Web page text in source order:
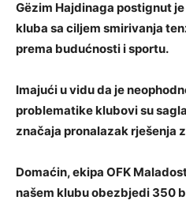
Gëzim Hajdinaga postignut
kluba sa ciljem smirivanja
prema budućnosti i sportu.
Imajući u vidu da je
problematike klubovi su
značaja pronalazak rješenja
Domaćin, ekipa OFK
našem klubu obezbjedi 350